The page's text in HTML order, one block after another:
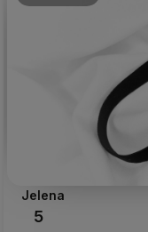
Jelena
5